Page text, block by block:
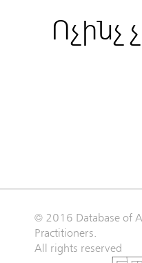
Ոչինչ
© 2016 Database of
Practitioners.
All rights reserved